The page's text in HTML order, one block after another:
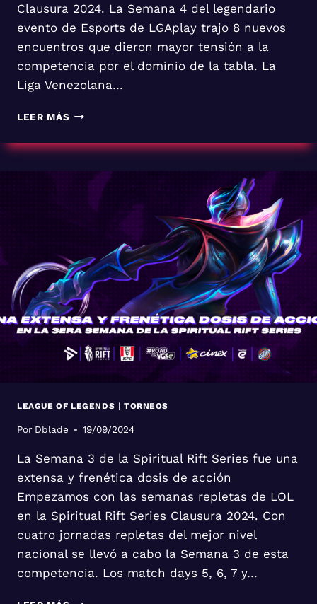
Clausura 2024. La Semana 4 del legendario
evento de Esports de LGAplay trajo 8 nuevos
encuentros que dieron mayor tensión a la
competencia por el dominio de la tabla. La
Liga Venezolana…
LEER MÁSSEMANA
DE
LEAGUE OF LEGENDS | TORNEOS
Por Dblade 19/09/2024
La Semana 3 de la Spiritual Rift Series fue una
extensa y frenética dosis de acción
Empezamos con las semanas repletas de LOL
en la Spiritual Rift Series Clausura 2024. Con
cuatro jornadas repletas del mejor nivel
nacional se llevó a cabo la Semana 3 de esta
competencia. Los match days 5, 6, 7 y…